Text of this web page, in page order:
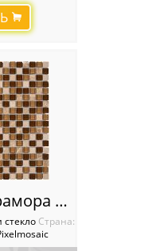
PIX737 из мрамора и стекла, чип 15x15 мм, сетка 300х300x4 мм
Cтрана: